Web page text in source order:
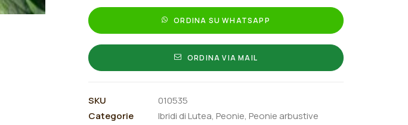
ORDINA SU WHATSAPP
ORDINA VIA MAIL
SKU
010535
Categorie
Ibridi di Lutea, Peonie, Peonie arbustive